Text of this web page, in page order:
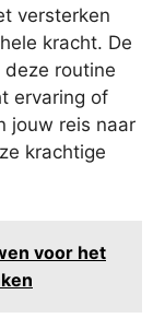
versterken
kracht. De
routine
ervaring of
jouw reis naar
krachtige
voor het